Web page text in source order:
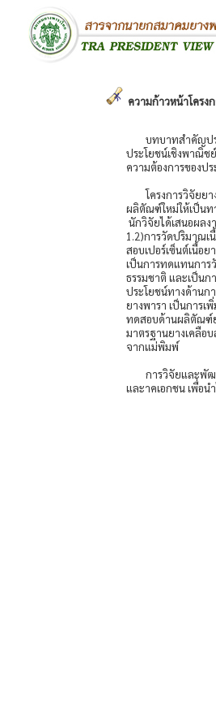
ความก้าวหน้าโครง
บทบาทสำคัญปร
ประโยชน์เชิงพาณิช
ความต้องการของป
โครงการวิจัยย
ผลิตัณฑ์ใหม่ให้เป็นท
นักวิจัยได้เสนอผล
1.2)การวัดปริมาณเ
สอบเปอร์เซ็นต์เนื้อ
เป็นการทดแทนการ
ธรรมชาติ และเป็น
ประโยชน์ทางด้าน
ยางพารา เป็นการ
ทดสอบด้านผลิตัณฑ์ย
มาตรฐานยางเคลือ
จากแม่พิมพ์
การวิจัยและพัฒ
และาคเอกชน เพื่อน